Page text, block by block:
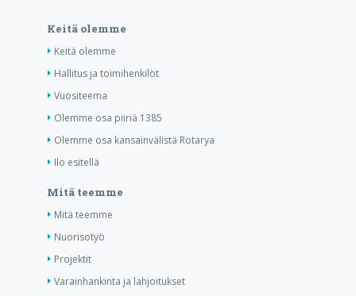
Keitä olemme
Keitä olemme
Hallitus ja toimihenkilöt
Vuositeema
Olemme osa piiriä 1385
Olemme osa kansainvälistä Rotarya
Ilo esitellä
Mitä teemme
Mitä teemme
Nuorisotyö
Projektit
Varainhankinta ja lahjoitukset